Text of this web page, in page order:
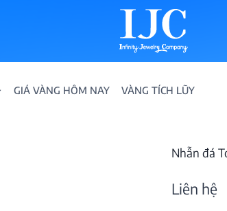
GIÁ VÀNG HÔM NAY VÀNG TÍCH LŨY
Nhẫn đá
Liên hệ